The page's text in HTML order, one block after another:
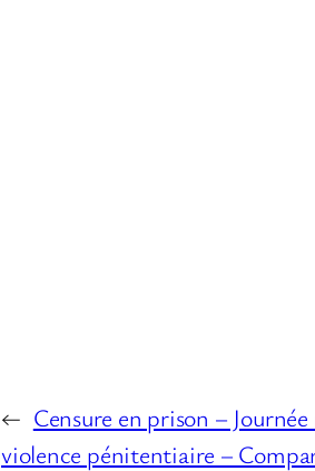
← Censure en prison –
violence pénitentiaire –